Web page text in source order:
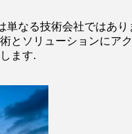
なる技術会社ではあ
とソリューションにア
ます.